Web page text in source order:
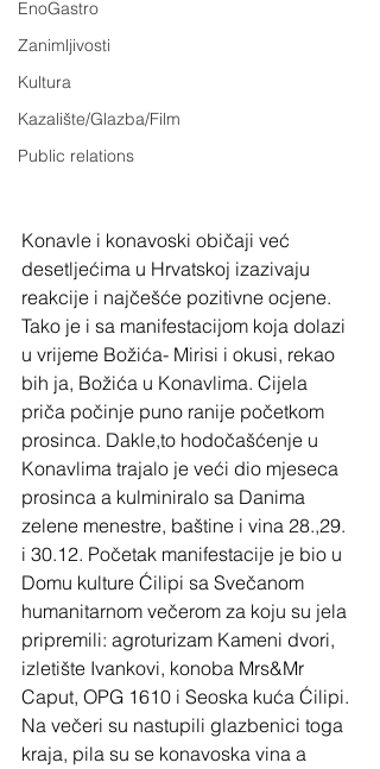
EnoGastro
Zanimljivosti
Kultura
Kazalište/Glazba/Film
Public relations
Konavle i konavoski običaji već
desetljećima u Hrvatskoj izazivaju
reakcije i najčešće pozitivne ocjene.
Tako je i sa manifestacijom koja dolazi
u vrijeme Božića- Mirisi i okusi, rekao
bih ja, Božića u Konavlima. Cijela
priča počinje puno ranije početkom
prosinca. Dakle,to hodočašćenje u
Konavlima trajalo je veći dio mjeseca
prosinca a kulminiralo sa Danima
zelene menestre, baštine i vina 28.,29.
i 30.12. Početak manifestacije je bio u
Domu kulture Ćilipi sa Svečanom
humanitarnom večerom za koju su jela
pripremili: agroturizam Kameni dvori,
izletište Ivankovi, konoba Mrs&Mr
Caput, OPG 1610 i Seoska kuća Ćilipi.
Na večeri su nastupili glazbenici toga
kraja, pila su se konavoska vina a